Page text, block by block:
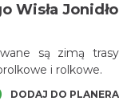
Wisła Jonidło
są zimą trasy
i rolkowe.
DODAJ DO PLANERA